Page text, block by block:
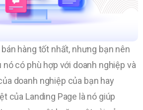
bán hàng tốt nhất, nhưng bạn nên
có phù hợp với doanh nghiệp và
doanh nghiệp của bạn hay
của Landing Page là nó giúp